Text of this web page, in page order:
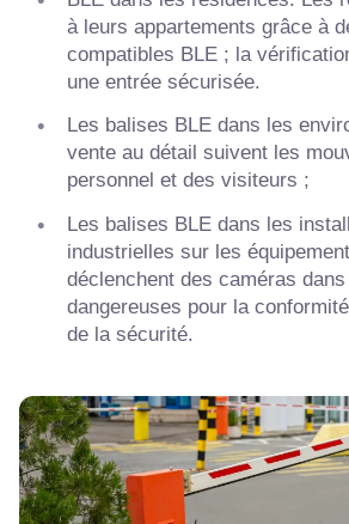
à leurs appartements grâce à
compatibles BLE ; la
une entrée sécurisée.
Les balises BLE dans les
vente au détail suivent les
personnel et des visiteurs ;
Les balises BLE dans les
industrielles sur les
déclenchent des caméras
dangereuses pour la
de la sécurité.